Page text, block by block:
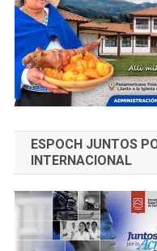
ESPOCH JUNTOS
INTERNACIONAL